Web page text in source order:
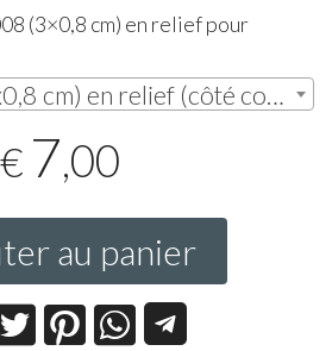
(3×0,8 cm) en relief pour
1 logo 2008 (3x0,8 cm) en relief (côté conducteur) | € 7,00
€ 7,00
au panier